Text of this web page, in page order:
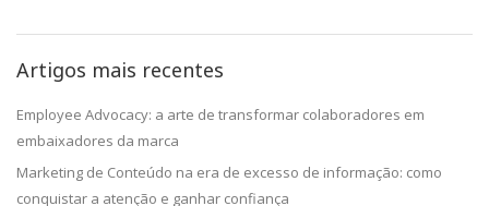
Artigos mais recentes
Employee Advocacy: a arte de transformar colaboradores em
embaixadores da marca
Marketing de Conteúdo na era de excesso de informação: como
conquistar a atenção e ganhar confiança